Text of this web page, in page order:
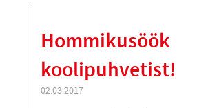
Hommikusöök
koolipuhvetist!
02.03.2017